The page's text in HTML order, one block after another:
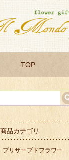
TOP
商品カテゴリ
プリザーブドフラワー